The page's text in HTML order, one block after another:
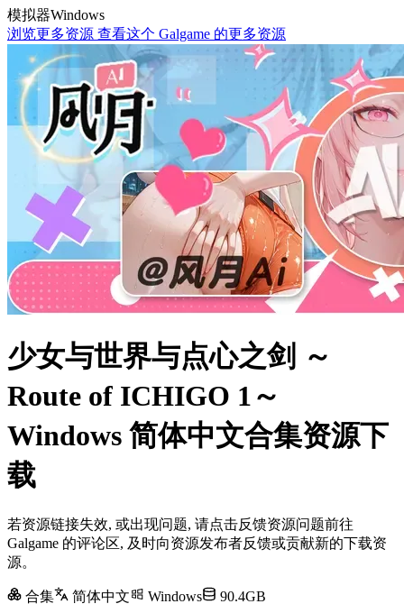
模拟器Windows
浏览更多资源 查看这个 Galgame 的更多资源
少女与世界与点心之剑 ～
Route of ICHIGO 1～
Windows 简体中文合集资源下
载
若资源链接失效, 或出现问题, 请点击反馈资源问题前往
Galgame 的评论区, 及时向资源发布者反馈或贡献新的下载资
源。
合集 简体中文 Windows 90.4GB